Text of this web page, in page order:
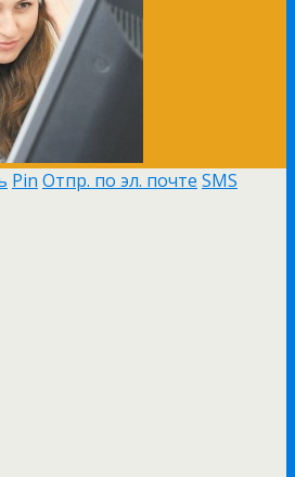
Pin Отпр. по эл. почте SMS